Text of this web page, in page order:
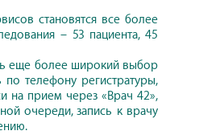
становятся все более
– 53 пациента, 45
еще более широкий выбор
по телефону регистратуры,
на прием через «Врач 42»,
очереди, запись к врачу